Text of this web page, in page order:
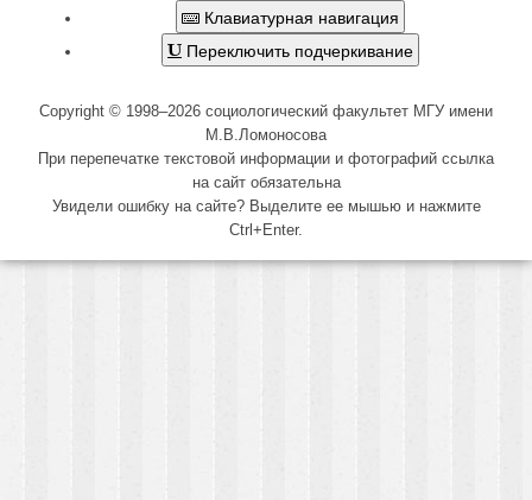
Клавиатурная навигация
Переключить подчеркивание
Copyright © 1998–2026 социологический факультет МГУ имени
М.В.Ломоносова
При перепечатке текстовой информации и фотографий ссылка
на сайт обязательна
Увидели ошибку на сайте? Выделите ее мышью и нажмите
Ctrl+Enter.